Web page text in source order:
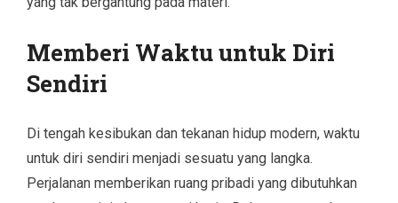
Memberi Waktu untuk Diri
Sendiri
Di tengah kesibukan dan tekanan hidup modern, waktu
untuk diri sendiri menjadi sesuatu yang langka.
Perjalanan memberikan ruang pribadi yang dibutuhkan